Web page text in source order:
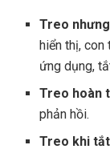
Treo
hiển thị, con
ứng dụng,
Treo hoàn
phản hồi.
Treo khi